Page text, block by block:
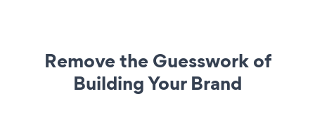
Remove the Guesswork of
Building Your Brand